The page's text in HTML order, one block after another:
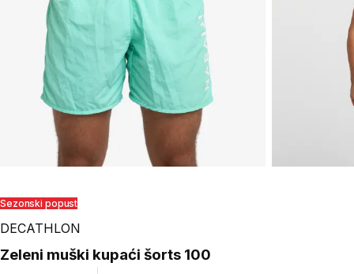
Sezonski popust
DECATHLON
Zeleni muški kupaći šorts 100